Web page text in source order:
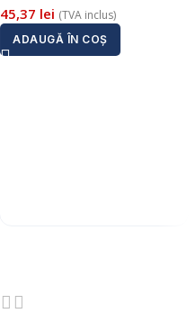
45,37 lei (TVA inclus)
ADAUGĂ ÎN COȘ